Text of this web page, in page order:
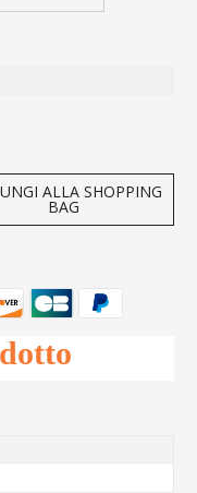
ALLA SHOPPING
BAG